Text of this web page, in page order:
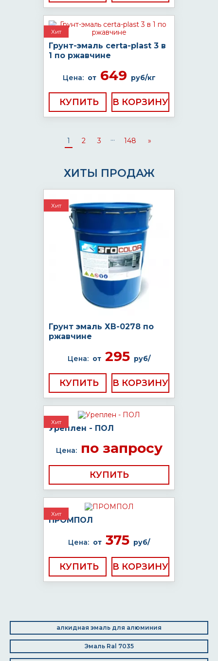
Хит
Грунт-эмаль certa-plast 3 в
1 по ржавчине
Цена: от649 руб/кг
КУПИТЬ
1 2 3 ... 148 »
ХИТЫ ПРОДАЖ
Хит
Грунт эмаль ХВ-0278 по
ржавчине
Цена: от 295 руб/
КУПИТЬ
Хит
Уреплен - ПОЛ
Цена:по запросу
КУПИТЬ
Хит
ПРОМПОЛ
Цена: от 375 руб/
КУПИТЬ
алкидная эмаль для алюминия
Эмаль Ral 7035